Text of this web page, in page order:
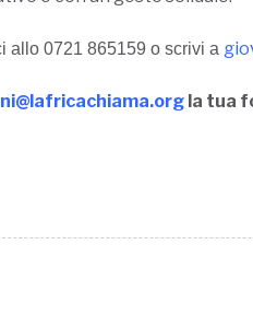
allo 0721 865159 o scrivi a
la tua